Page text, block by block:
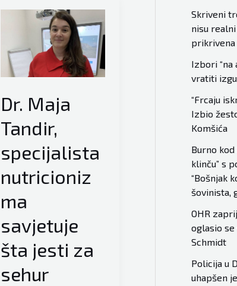
Dr. Maja
Tandir,
specijalista
nutricioniz
ma
savjetuje
šta jesti za
sehur
Skriveni
nisu
prikrivena
Izbori “na
vratiti
“Frcaju
Izbio
Komšića
Burno kod
klinču” s
“Bošnjak
šovinista,
OHR
oglasio
Schmidt
Policija u
uhapšen je